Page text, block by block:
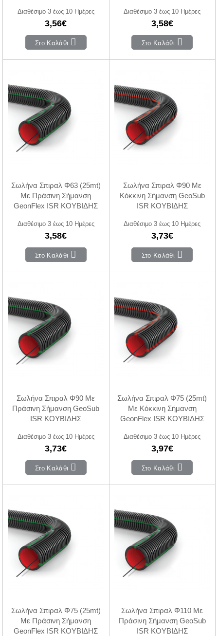
Διαθέσιμο 3 έως 10 Ημέρες
3,56€
Στο Καλάθι
Διαθέσιμο 3 έως 10 Ημέρες
3,58€
Στο Καλάθι
Σωλήνα Σπιραλ Φ63 (25mt)
Με Πράσινη Σήμανση
GeonFlex ISR ΚΟΥΒΙΔΗΣ
Διαθέσιμο 3 έως 10 Ημέρες
3,58€
Στο Καλάθι
Σωλήνα Σπιραλ Φ90 Με
Κόκκινη Σήμανση GeoSub
ISR ΚΟΥΒΙΔΗΣ
Διαθέσιμο 3 έως 10 Ημέρες
3,73€
Στο Καλάθι
Σωλήνα Σπιραλ Φ90 Με
Πράσινη Σήμανση GeoSub
ISR ΚΟΥΒΙΔΗΣ
Διαθέσιμο 3 έως 10 Ημέρες
3,73€
Στο Καλάθι
Σωλήνα Σπιραλ Φ75 (25mt)
Με Κόκκινη Σήμανση
GeonFlex ISR ΚΟΥΒΙΔΗΣ
Διαθέσιμο 3 έως 10 Ημέρες
3,97€
Στο Καλάθι
Σωλήνα Σπιραλ Φ75 (25mt)
Με Πράσινη Σήμανση
GeonFlex ISR ΚΟΥΒΙΔΗΣ
Σωλήνα Σπιραλ Φ110 Με
Πράσινη Σήμανση GeoSub
ISR ΚΟΥΒΙΔΗΣ